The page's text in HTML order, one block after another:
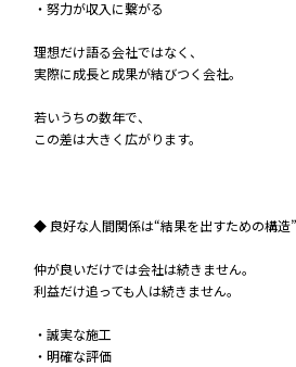
・努力が収入に繋がる
理想だけ語る会社ではなく、
実際に成長と成果が結びつく会社。
若いうちの数年で、
この差は大きく広がります。
◆ 良好な人間関係は“結果を出すための構造”
仲が良いだけでは会社は続きません。
利益だけ追っても人は続きません。
・誠実な施工
・明確な評価